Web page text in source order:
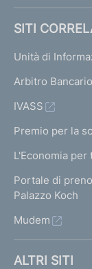
SITI
Unità di
Arbitro
IVASS
Premio per la
L'Economia per
Portale di
Palazzo Koch
Mudem
ALTRI SITI